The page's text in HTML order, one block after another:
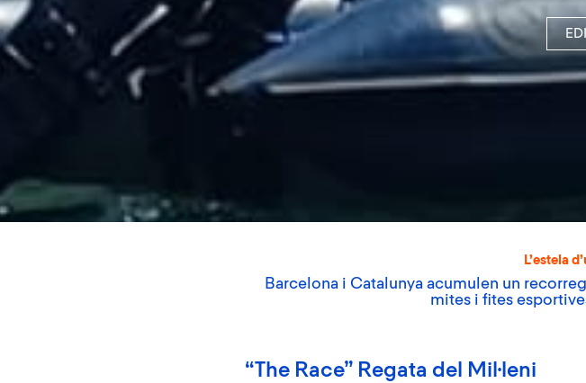
L’estela
Barcelona i Catalunya acumulen un
mites i fites
“The Race” Regata del Mil·leni